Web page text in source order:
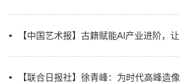
【联合日报社】徐青峰：为时代高峰造像